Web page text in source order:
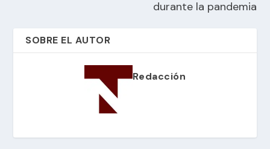
durante la pandemia
SOBRE EL AUTOR
Redacción